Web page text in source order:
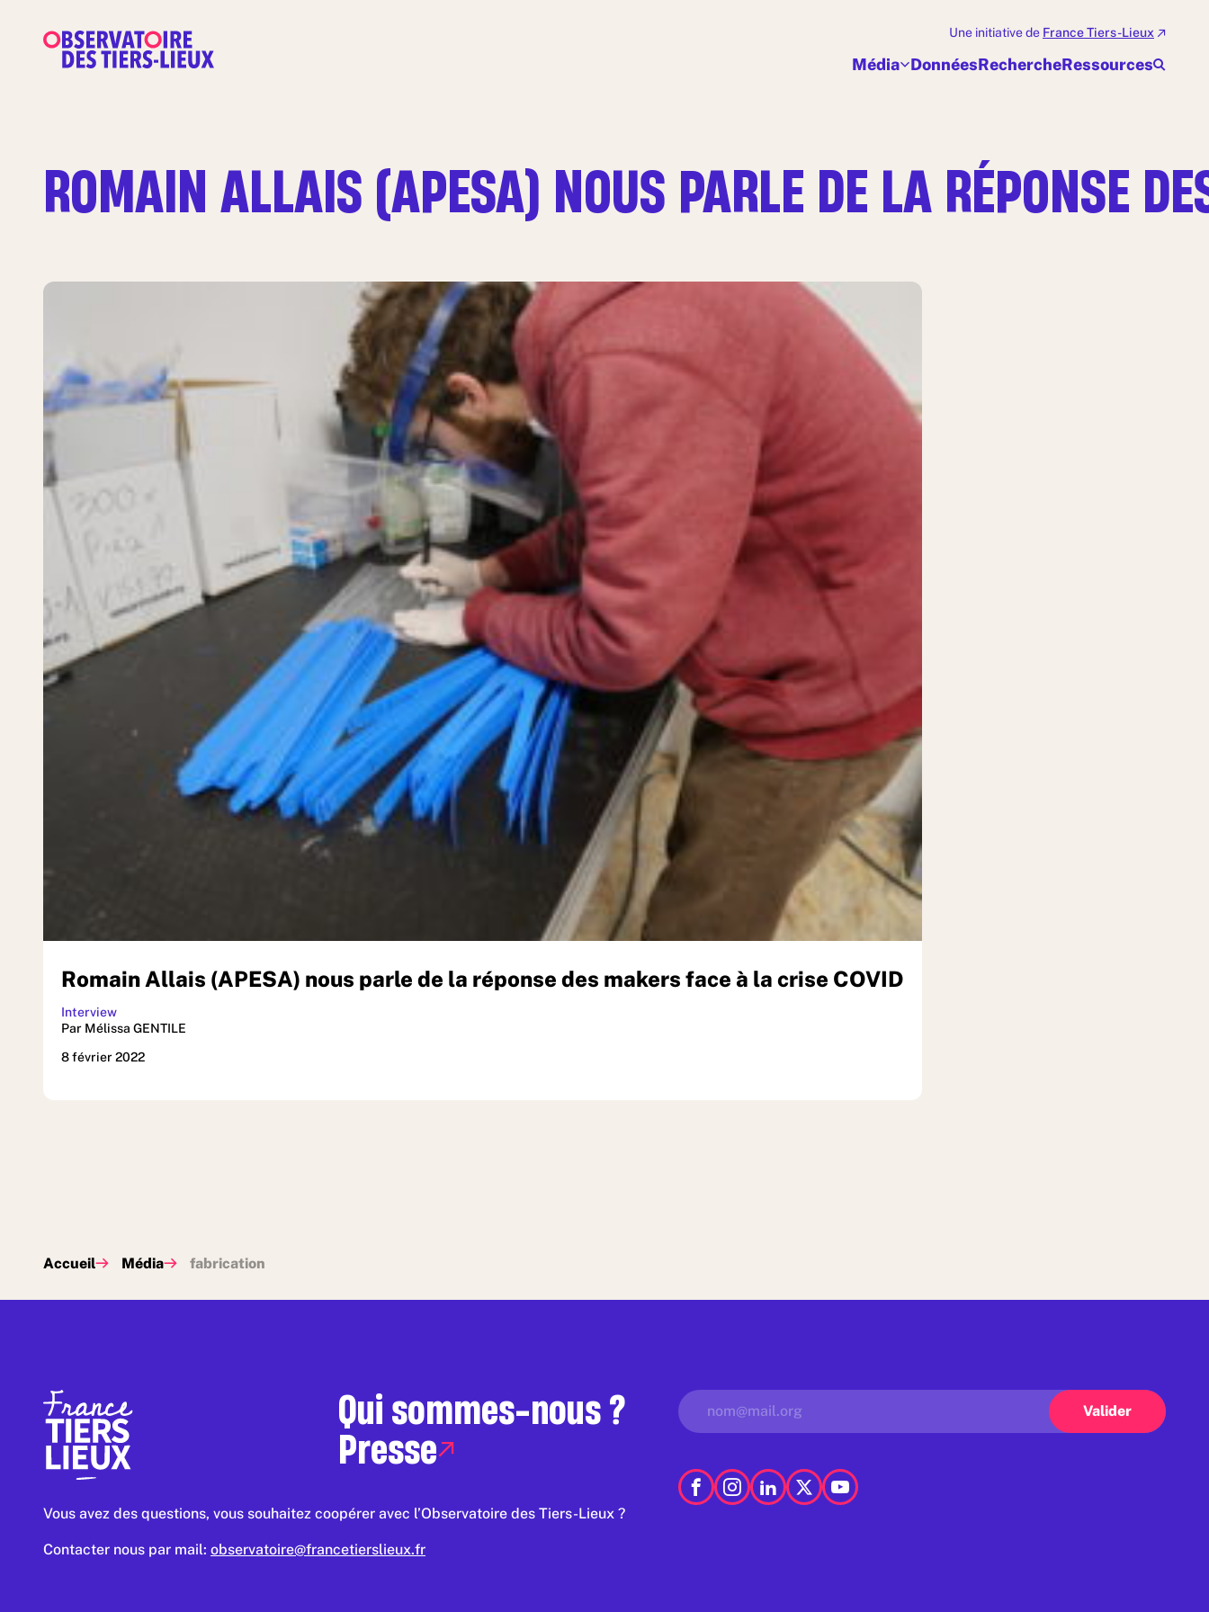
Média DonnéesRechercheRessources
Une initiative de France Tiers-Lieux
ROMAIN ALLAIS (APESA) NOUS PARLE DE LA RÉPONSE
Romain Allais (APESA) nous parle de la réponse des makers face à la crise COVID
Interview
Par Mélissa GENTILE
8 février 2022
Accueil Média fabrication
Qui sommes-nous ?
Presse
Vous avez des questions, vous souhaitez coopérer avec l’Observatoire des Tiers-Lieux ?
Contacter nous par mail: observatoire@francetierslieux.fr